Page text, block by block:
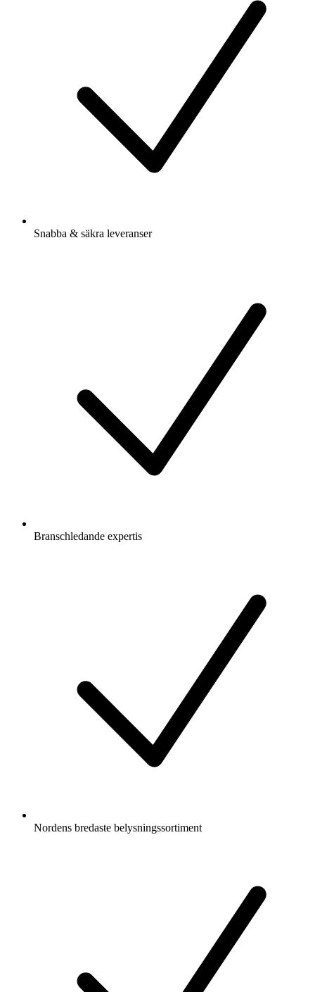
Snabba & säkra leveranser
Branschledande expertis
Nordens bredaste belysningssortiment